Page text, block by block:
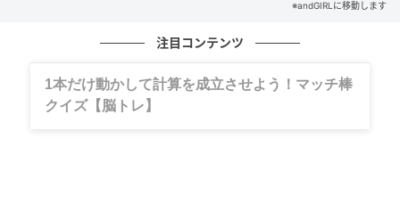
次の記事
※andGIRLに移動します
注目コンテンツ
グルメ、ギャグ、子育て、旅行記……全部、読
めます。